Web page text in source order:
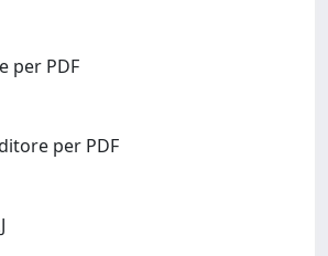
per PDF
per PDF